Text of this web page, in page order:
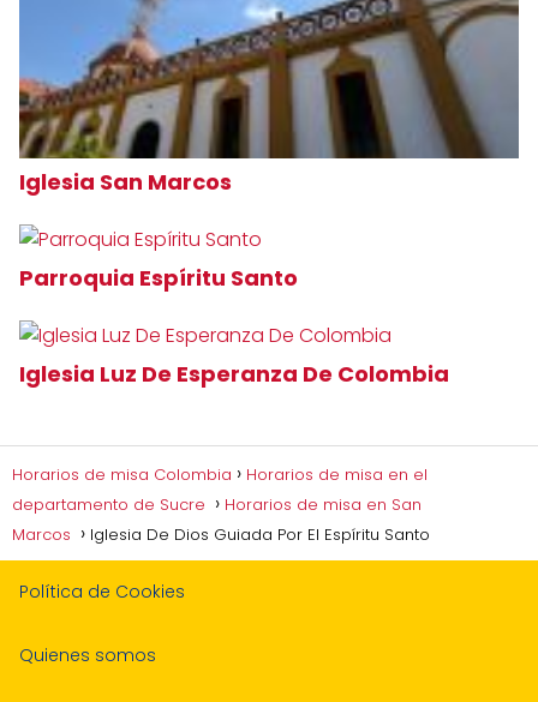
Iglesia San Marcos
Parroquia Espíritu Santo
Iglesia Luz De Esperanza De Colombia
Horarios de misa Colombia
Horarios de misa en el
departamento de Sucre
Horarios de misa en San
Marcos
Iglesia De Dios Guiada Por El Espíritu Santo
Política de Cookies
Quienes somos